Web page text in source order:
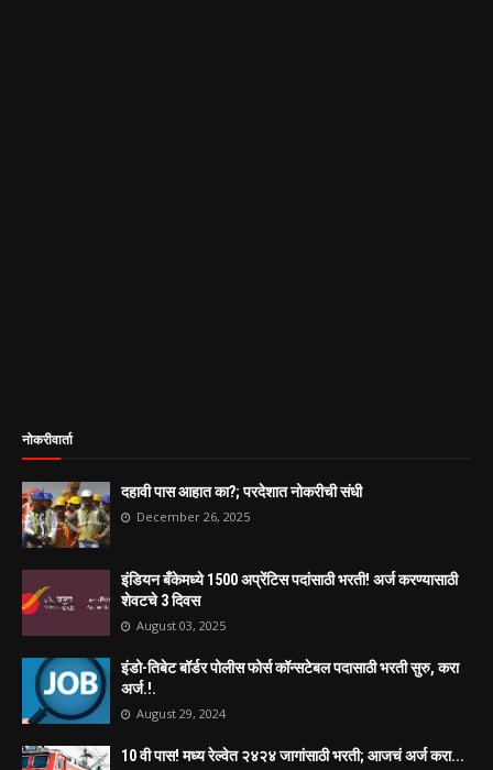
नोकरीवार्ता
दहावी पास आहात का?; परदेशात नोकरीची संधी
December 26, 2025
इंडियन बँकेमध्ये 1500 अप्रेंटिस पदांसाठी भरती! अर्ज करण्यासाठी
शेवटचे 3 दिवस
August 03, 2025
इंडो-तिबेट बॉर्डर पोलीस फोर्स कॉन्सटेबल पदासाठी भरती सुरु, करा
अर्ज.!.
August 29, 2024
10 वी पास! मध्य रेल्वेत २४२४ जागांसाठी भरती; आजचं अर्ज करा...